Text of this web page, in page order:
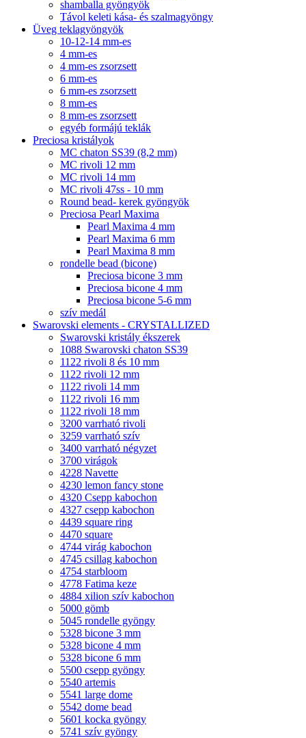
shamballa gyöngyök
Távol keleti kása- és szalmagyöngy
Üveg teklagyöngyök
10-12-14 mm-es
4 mm-es
4 mm-es zsorzsett
6 mm-es
6 mm-es zsorzsett
8 mm-es
8 mm-es zsorzsett
egyéb formájú teklák
Preciosa kristályok
MC chaton SS39 (8,2 mm)
MC rivoli 12 mm
MC rivoli 14 mm
MC rivoli 47ss - 10 mm
Round bead- kerek gyöngyök
Preciosa Pearl Maxima
Pearl Maxima 4 mm
Pearl Maxima 6 mm
Pearl Maxima 8 mm
rondelle bead (bicone)
Preciosa bicone 3 mm
Preciosa bicone 4 mm
Preciosa bicone 5-6 mm
szív medál
Swarovski elements - CRYSTALLIZED
Swarovski kristály ékszerek
1088 Swarovski chaton SS39
1122 rivoli 8 és 10 mm
1122 rivoli 12 mm
1122 rivoli 14 mm
1122 rivoli 16 mm
1122 rivoli 18 mm
3200 varrható rivoli
3259 varrható szív
3400 varrható négyzet
3700 virágok
4228 Navette
4230 lemon fancy stone
4320 Csepp kabochon
4327 csepp kabochon
4439 square ring
4470 square
4744 virág kabochon
4745 csillag kabochon
4754 starbloom
4778 Fatima keze
4884 xilion szív kabochon
5000 gömb
5045 rondelle gyöngy
5328 bicone 3 mm
5328 bicone 4 mm
5328 bicone 6 mm
5500 csepp gyöngy
5540 artemis
5541 large dome
5542 dome bead
5601 kocka gyöngy
5741 szív gyöngy